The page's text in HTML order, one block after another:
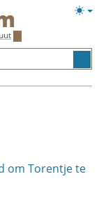
om Torentje te